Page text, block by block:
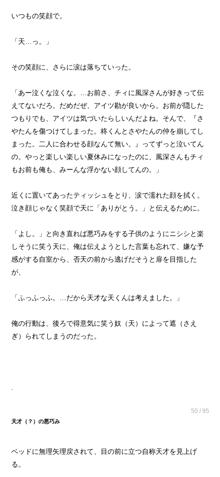
いつもの笑顔で。
「天…っ。」
その笑顔に、さらに涙は落ちていった。
「あー泣くな泣くな。…お前さ、チィに風深さんが好きって伝
えてないだろ。だめだぜ、アイツ勘が良いから。お前が隠した
つもりでも、アイツは気づいたらしいんだよね。そんで、『さ
やたんを傷つけてしまった。柊くんとさやたんの仲を崩してし
まった。二人に合わせる顔なんて無い。』ってずっと泣いてん
の。やっと楽しい楽しい夏休みになったのに、風深さんもチィ
もお前も俺も、みーんな浮かない顔してんの。」
近くに置いてあったティッシュをとり、涙で濡れた顔を拭く。
泣き顔じゃなく笑顔で天に「ありがとう。」と伝えるために。
「よし。」と向き直れば悪巧みをする子供のようにニシシと楽
しそうに笑う天に、俺は伝えようとした言葉も忘れて、嫌な予
感がする自室から、否天の前から逃げだそうと扉を目指した
が、
「ふっふっふ。…だから天才な天くんは考えました。」
俺の行動は、後ろで得意気に笑う奴（天）によって遮（さえ
ぎ）られてしまうのだった。
50 / 95
天才（？）の悪巧み
ベッドに無理矢理戻されて、目の前に立つ自称天才を見上げ
る。